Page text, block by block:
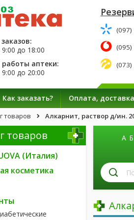
9:00 до 18:00
аптеки:
9:00 до 20:00
(097)
(095)
(073)
Как заказать? Оплата, доставка
товаров Алкарнит, раствор д/ин.
товаров
(Италия)
косметика
А Б